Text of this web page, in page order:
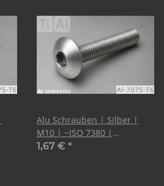
Alu Schrauben | Silber |
M10 | ~ISO 7380 |
Linsenkopf
1,67 € *